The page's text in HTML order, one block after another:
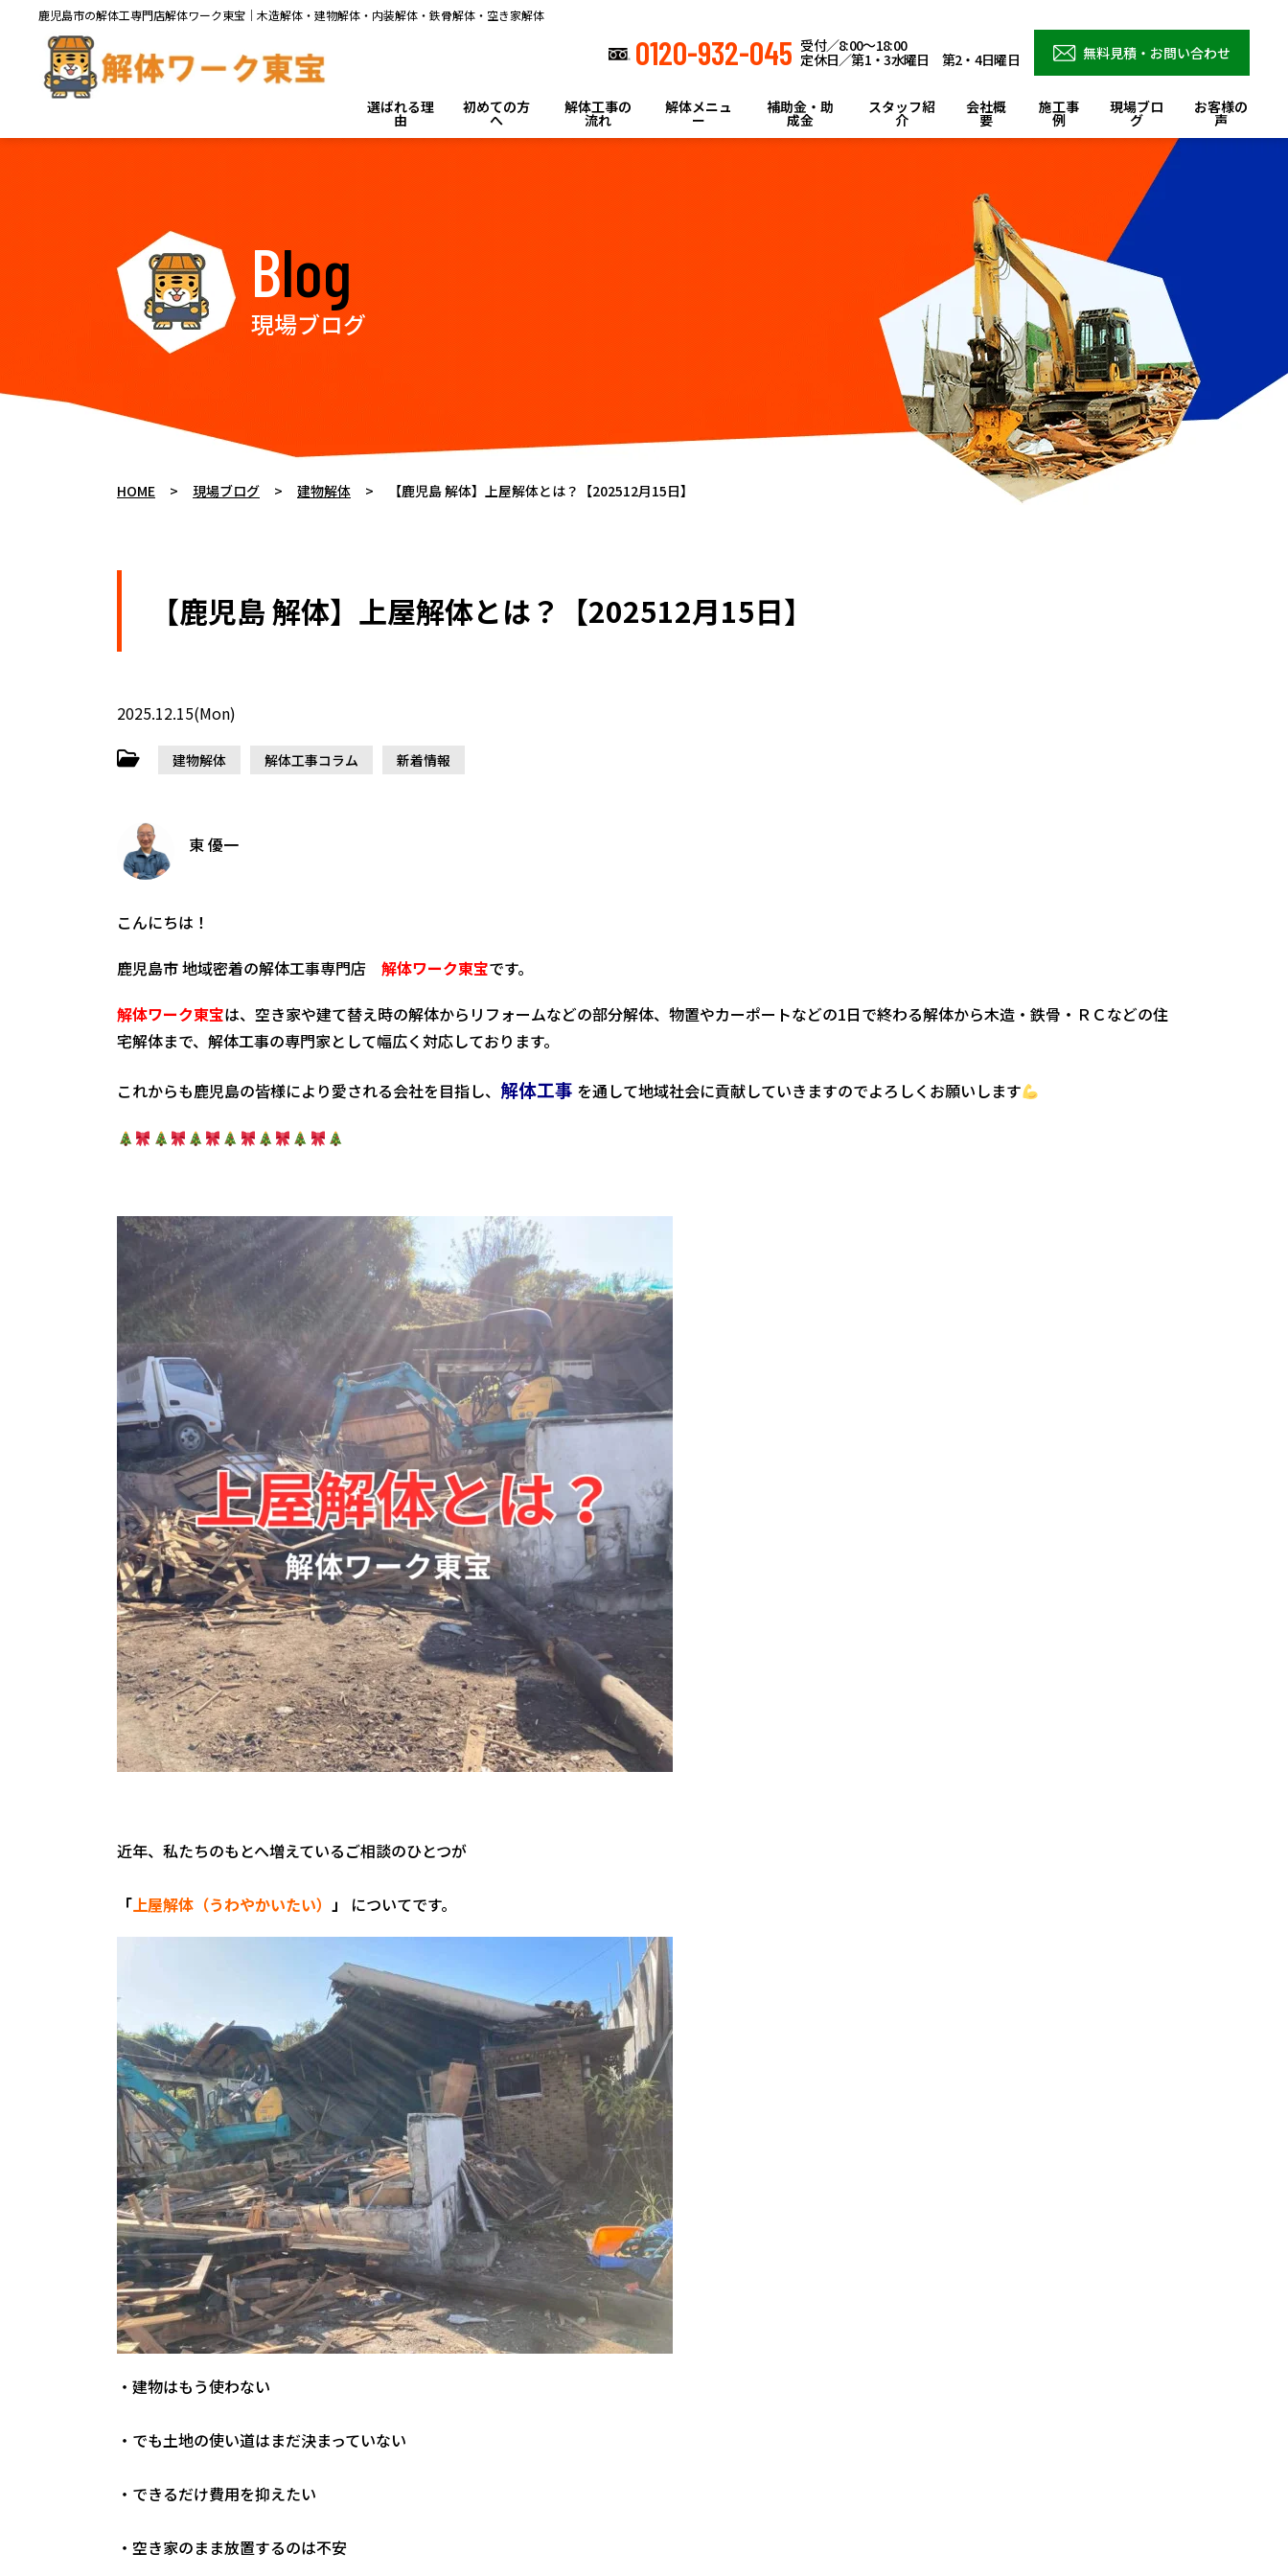
鹿児島市の解体工専門店解体ワーク東宝｜木造解体・建物解体・内装解体・鉄骨解体・空き家解体
0120-932-045 受付／8:00～18:00
定休日／第1・3水曜日 第2・4日曜日 無料見積・お問い合わせ
選ばれる理
由
初めての方
へ
解体工事の
流れ
解体メニュ
ー
補助金・助
成金
スタッフ紹
介
会社概
要
施工事
例
現場ブロ
グ
お客様の
声
Blog
現場ブログ
HOME > 現場ブログ > 建物解体 > 【鹿児島 解体】上屋解体とは？【202512月15日】
【鹿児島 解体】上屋解体とは？【202512月15日】
2025.12.15(Mon)
建物解体 解体工事コラム 新着情報
東 優一
こんにちは！
鹿児島市 地域密着の解体工事専門店 解体ワーク東宝です。
解体ワーク東宝は、空き家や建て替え時の解体からリフォームなどの部分解体、物置やカーポートなどの1日で終わる解体から木造・鉄骨・ＲＣなどの住
宅解体まで、解体工事の専門家として幅広く対応しております。
これからも鹿児島の皆様により愛される会社を目指し、 解体工事 を通して地域社会に貢献していきますのでよろしくお願いします
近年、私たちのもとへ増えているご相談のひとつが
「上屋解体（うわやかいたい） 」 についてです。
・建物はもう使わない
・でも土地の使い道はまだ決まっていない
・できるだけ費用を抑えたい
・空き家のまま放置するのは不安